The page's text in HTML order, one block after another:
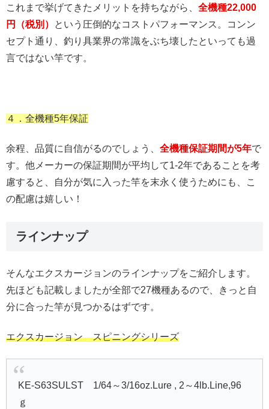
これまで挙げてきたメリットを持ちながら、 全機種22,000
円（税別）
という圧倒的なコストパフォーマンス。コンン
セプト通り、釣り具業界の常識をぶち壊したといっても過
言ではない竿です。
４．全機種5年保証
余程、品質に自信がるのでしょう、 全機種保証期間が5年で
す。他メーカーの保証期間が平均して1-2年であることを考
慮すると、自分が気に入った竿を末永く使うためにも、こ
の配慮は嬉しい！
ラインナップ
そんなエクスカージョンのラインナップをご紹介します。
先ほども記載しましたが全部で27機種あるので、きっと自
分に合った竿が見つかるはずです。
エクスカージョン スピニングシリーズ
KE-S63SULST 1/64～3/16oz.Lure , 2～4lb.Line,96
ｇ